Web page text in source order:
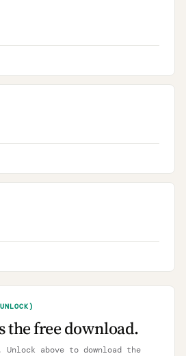
the free download.
Unlock above to download the